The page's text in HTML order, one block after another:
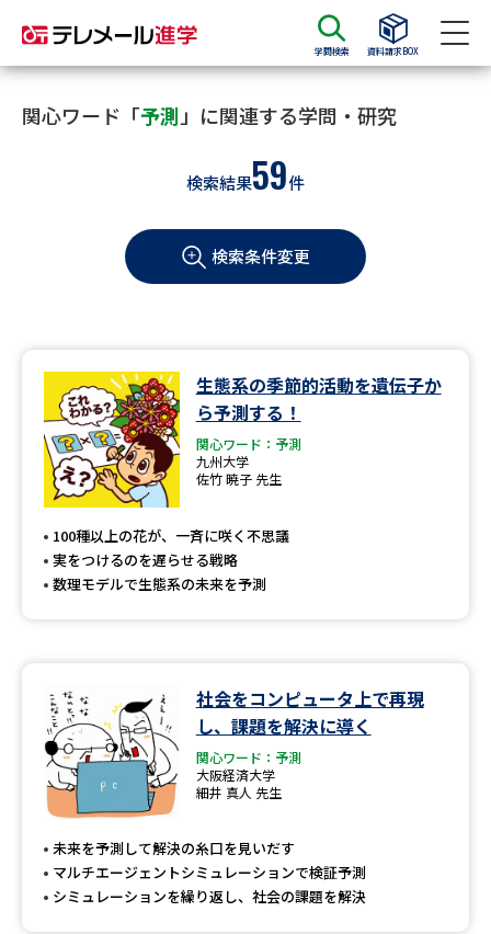
学問検索 資料請求BOX
資料請求 資料検索
大学・短大の資料種類から請求
学部・学科パンフ
過去問題集
大学・短大以外の資料から請求
専門学校の資料請求 大学院の資料請求
留学・進学関連、塾・予備校
大学入学共通テスト「受験案
高等学校（情報）教員資格認定
大学研究
大学で学べる内容や特徴を調べる
関心ワード「予測 」に関連する学問・研究
検索結果59件
検索条件変更
生態系の季節的活動を遺伝子か
ら予測する！
関心ワード：予測
九州大学
佐竹 暁子 先生
100種以上の花が、一斉に咲く不思議
実をつけるのを遅らせる戦略
数理モデルで生態系の未来を予測
社会をコンピュータ上で再現
し、課題を解決に導く
関心ワード：予測
大阪経済大学
細井 真人 先生
未来を予測して解決の糸口を見いだす
マルチエージェントシミュレーションで検証予測
シミュレーションを繰り返し、社会の課題を解決